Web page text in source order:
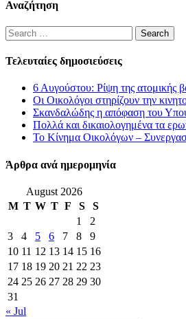
Αναζήτηση
Search
for:
Τελευταίες δημοσιεύσεις
6 Αυγούστου: Ρίψη της ατομικής
Οι Οικολόγοι στηρίζουν την
Σκανδαλώδης η απόφαση του
Πολλά και δικαιολογημένα τα
Το Κίνημα Οικολόγων –
Άρθρα ανά ημερομηνία
August 2026
M T W T F S
S
1
2
3
4 5 6 7 8
9
10 11 12 13 14 15 16
17 18 19 20 21 22 23
24 25 26 27 28 29 30
31
« Jul